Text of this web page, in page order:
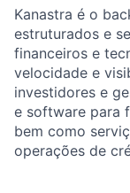
Kanastra é o
estruturados e
financeiros e
velocidade e
investidores e
e software para
bem como
operações de